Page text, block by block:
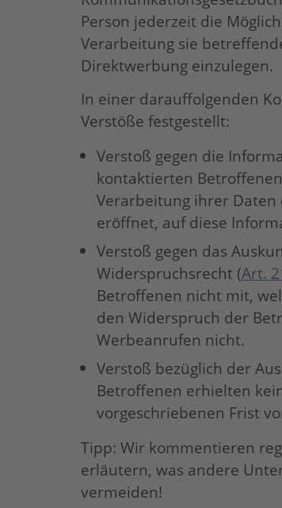
Person jederzeit die
Verarbeitung sie
Direktwerbung einzulegen.
In einer darauffolgenden
Verstöße festgestellt:
Verstoß gegen die
kontaktierten
Verarbeitung ihrer Daten
eröffnet, auf diese
Verstoß gegen das
Widerspruchsrecht (Art.
Betroffenen nicht mit,
den Widerspruch der
Werbeanrufen nicht.
Verstoß bezüglich der
Betroffenen erhielten
vorgeschriebenen Frist
Tipp: Wir kommentieren
erläutern, was andere
vermeiden!